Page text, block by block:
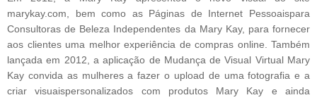
marykay.com, bem como as Páginas de Internet Pessoaispara
Consultoras de Beleza Independentes da Mary Kay, para fornecer
aos clientes uma melhor experiência de compras online. Também
lançada em 2012, a aplicação de Mudança de Visual Virtual Mary
Kay convida as mulheres a fazer o upload de uma fotografia e a
criar visuaispersonalizados com produtos Mary Kay e ainda